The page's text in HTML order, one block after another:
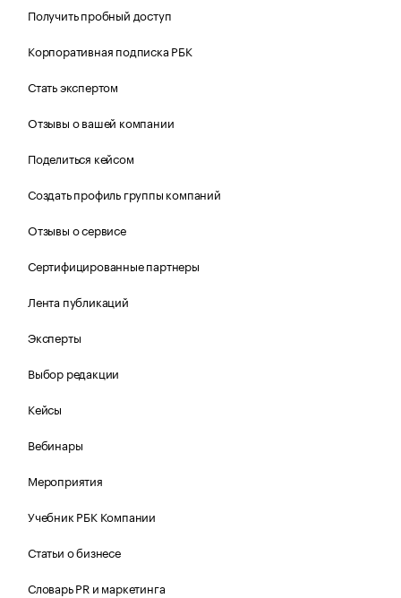
Получить пробный доступ
Корпоративная подписка РБК
Стать экспертом
Отзывы о вашей компании
Поделиться кейсом
Создать профиль группы компаний
Отзывы о сервисе
Сертифицированные партнеры
Лента публикаций
Эксперты
Выбор редакции
Кейсы
Вебинары
Мероприятия
Учебник РБК Компании
Статьи о бизнесе
Словарь PR и маркетинга